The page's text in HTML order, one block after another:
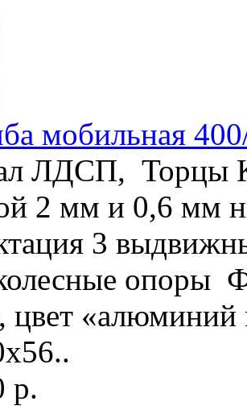
мобильная
ЛДСП, Торцы
2 мм и 0,6 мм
3
опоры
цвет
р.